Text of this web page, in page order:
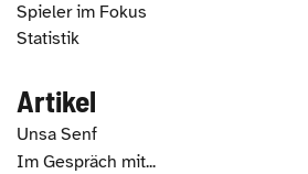
Spieler im Fokus
Statistik
Artikel
Unsa Senf
Im Gespräch mit...